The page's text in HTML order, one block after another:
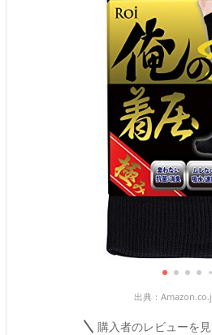
出典：
購入者のレビューを見